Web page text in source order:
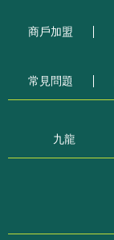
商戶加盟
常見問題
九龍